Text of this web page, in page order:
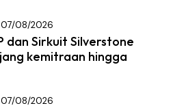
07/08/2026
dan Sirkuit Silverstone
kemitraan hingga
07/08/2026